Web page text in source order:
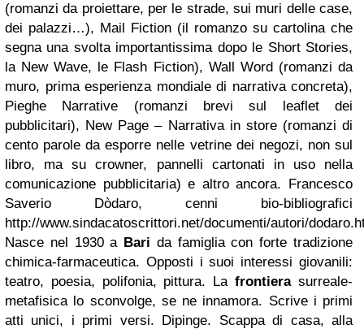
(romanzi da proiettare, per le strade, sui muri delle case,
dei palazzi…), Mail Fiction (il romanzo su cartolina che
segna una svolta importantissima dopo le Short Stories,
la New Wave, le Flash Fiction), Wall Word (romanzi da
muro, prima esperienza mondiale di narrativa concreta),
Pieghe Narrative (romanzi brevi sul leaflet dei
pubblicitari), New Page – Narrativa in store (romanzi di
cento parole da esporre nelle vetrine dei negozi, non sul
libro, ma su crowner, pannelli cartonati in uso nella
comunicazione pubblicitaria) e altro ancora. Francesco
Saverio Dòdaro, cenni bio-bibliografici
http://www.sindacatoscrittori.net/documenti/autori/
Nasce nel 1930 a Bari da famiglia con forte tradizione
chimica-farmaceutica. Opposti i suoi interessi giovanili:
teatro, poesia, polifonia, pittura. Lafrontierasurreale-
metafisica lo sconvolge, se ne innamora. Scrive i primi
atti unici, i primi versi. Dipinge. Scappa di casa, alla